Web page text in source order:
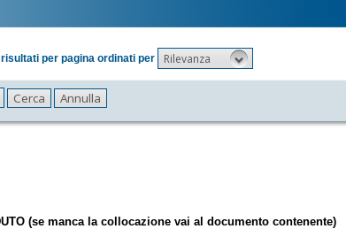
risultati per pagina ordinati per Rilevanza